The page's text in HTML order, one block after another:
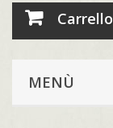
Carrello
MENÙ